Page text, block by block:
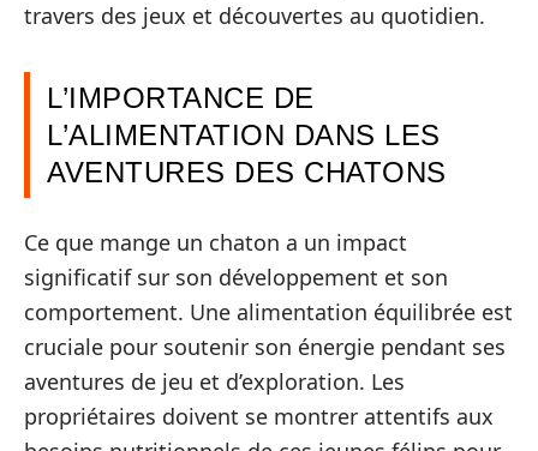
travers des jeux et découvertes au quotidien.
L’IMPORTANCE DE
L’ALIMENTATION DANS LES
AVENTURES DES CHATONS
Ce que mange un chaton a un impact
significatif sur son développement et son
comportement. Une alimentation équilibrée est
cruciale pour soutenir son énergie pendant ses
aventures de jeu et d’exploration. Les
propriétaires doivent se montrer attentifs aux